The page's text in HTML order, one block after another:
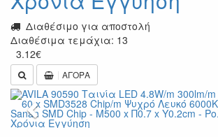
Διαθέσιμο για αποστολή
Διαθέσιμα τεμάχια: 13
3.12€
ΑΓΟΡΑ
Previous